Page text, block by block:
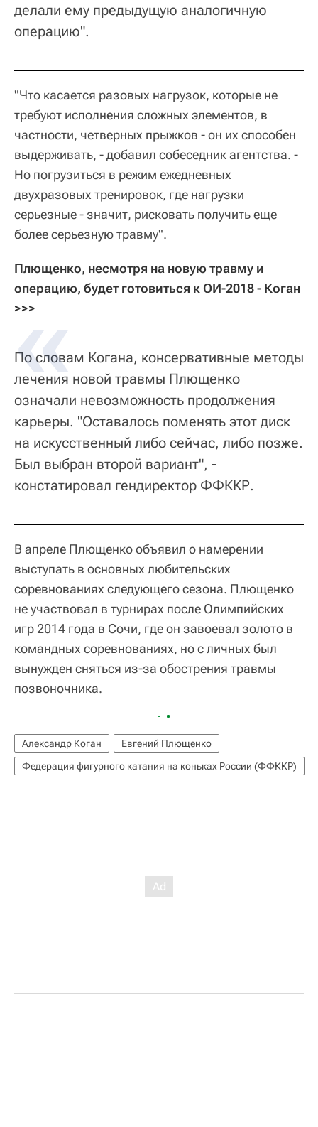
делали ему предыдущую аналогичную
операцию".
"Что касается разовых нагрузок, которые не
требуют исполнения сложных элементов, в
частности, четверных прыжков - он их способен
выдерживать, - добавил собеседник агентства. -
Но погрузиться в режим ежедневных
двухразовых тренировок, где нагрузки
серьезные - значит, рисковать получить еще
более серьезную травму".
Плющенко, несмотря на новую травму и
операцию, будет готовиться к ОИ-2018 - Коган
>>>
По словам Когана, консервативные методы
лечения новой травмы Плющенко
означали невозможность продолжения
карьеры. "Оставалось поменять этот диск
на искусственный либо сейчас, либо позже.
Был выбран второй вариант", -
констатировал гендиректор ФФККР.
В апреле Плющенко объявил о намерении
выступать в основных любительских
соревнованиях следующего сезона. Плющенко
не участвовал в турнирах после Олимпийских
игр 2014 года в Сочи, где он завоевал золото в
командных соревнованиях, но с личных был
вынужден сняться из-за обострения травмы
позвоночника.
Александр Коган
Евгений Плющенко
Федерация фигурного катания на коньках России (ФФККР)